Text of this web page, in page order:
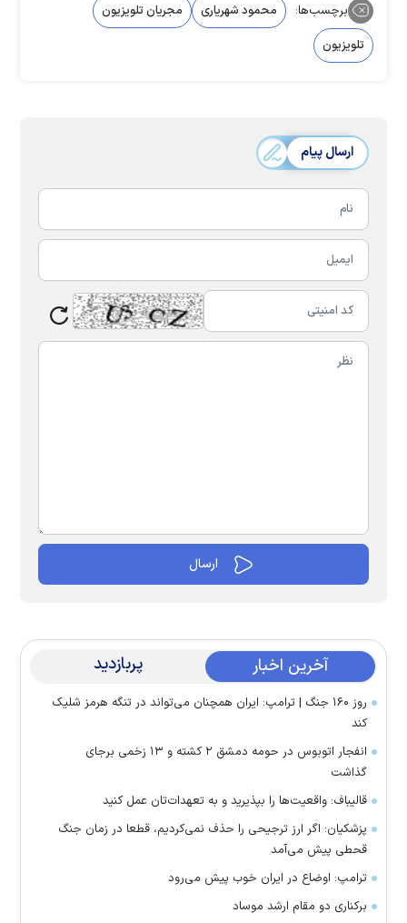
برچسب‌ها: محمود شهریاری
مجریان تلویزیون
تلویزیون
ارسال پیام
آخرین اخبار پربازدید
روز ۱۶۰ جنگ | ترامپ: ایران همچنان می‌تواند در تنگه هرمز شلیک
کند
انفجار اتوبوس در حومه دمشق ۲ کشته و ۱۳ زخمی برجای
گذاشت
قالیباف: واقعیت‌ها را بپذیرید و به تعهدات‌تان عمل کنید
پزشکیان: اگر ارز ترجیحی را حذف نمی‌کردیم، قطعا در زمان جنگ
قحطی پیش می‌آمد
ترامپ: اوضاع در ایران خوب پیش می‌رود
برکناری دو مقام ارشد موساد